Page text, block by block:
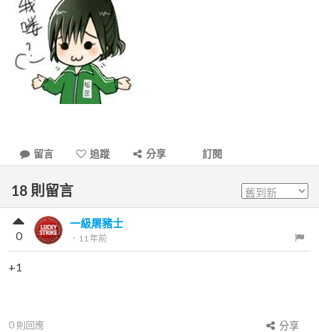
留言 追蹤 分享 訂閱
18 則留言
一級屠豬士
． 11 年前
0
+1
0 則回應
分享